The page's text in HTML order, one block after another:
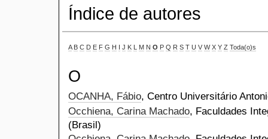
Índice de autores
A B C D E F G H I J K L M N O P Q R S T U V W X Y Z Toda(o)s
O
OCANHA, Fábio, Centro Universitário
Occhiena, Carina Machado, Faculdades
(Brasil)